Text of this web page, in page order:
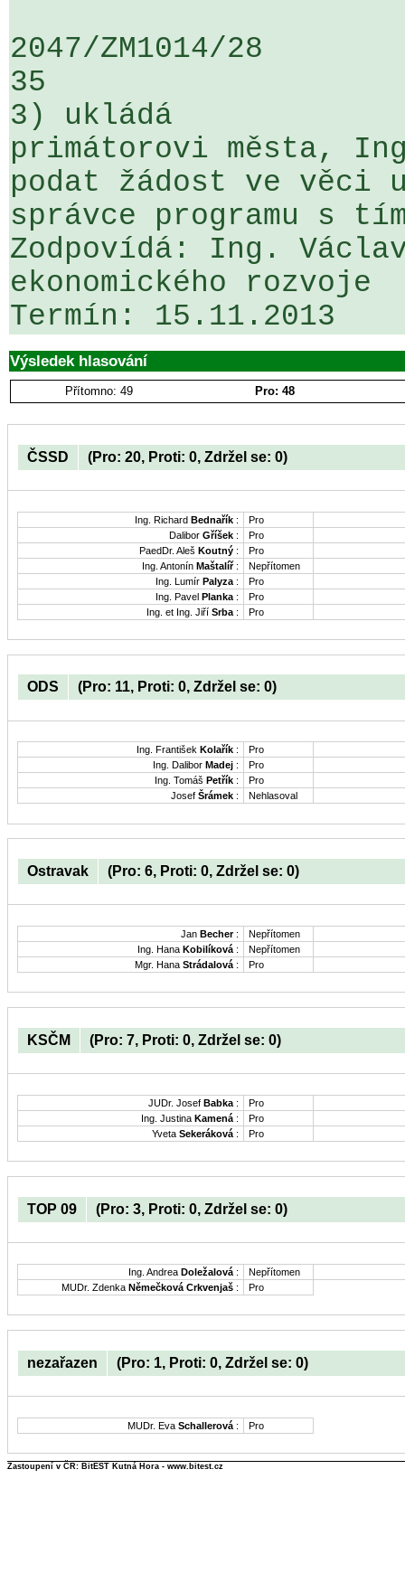
2047/ZM1014/28
35
3) ukládá
primátorovi města,
podat žádost ve věci
správce programu s
Zodpovídá: Ing.
ekonomického rozvoje
Termín: 15.11.2013
Výsledek hlasování
Přítomno: 49 Pro: 48
ČSSD (Pro: 20, Proti: 0, Zdržel se: 0)
Ing. Richard Bednařík :
Pro
Dalibor Gříšek :
Pro
PaedDr. Aleš Koutný :
Pro
Ing. Antonín Maštalíř:
Nepřítomen
Ing. Lumír Palyza :
Pro
Ing. Pavel Planka :
Pro
Ing. et Ing. Jiří Srba : Pro
ODS (Pro: 11, Proti: 0, Zdržel se: 0)
Ing. František Kolařík :
Pro
Ing. Dalibor Madej :
Pro
Ing. Tomáš Petřík :
Pro
Josef Šrámek : Nehlasoval
Ostravak (Pro: 6, Proti: 0, Zdržel se: 0)
Jan Becher:
Nepřítomen
Ing. Hana Kobilíková :
Nepřítomen
Mgr. Hana Strádalová : Pro
KSČM (Pro: 7, Proti: 0, Zdržel se: 0)
JUDr. Josef Babka :
Pro
Ing. Justina Kamená :
Pro
Yveta Sekeráková : Pro
TOP 09 (Pro: 3, Proti: 0, Zdržel se: 0)
Ing. Andrea Doležalová :
Nepřítomen
MUDr. Zdenka Němečková Crkvenjaš : Pro
nezařazen (Pro: 1, Proti: 0, Zdržel se: 0)
MUDr. Eva Schallerová : Pro
Zastoupení v ČR: BitEST Kutná Hora - www.bitest.cz